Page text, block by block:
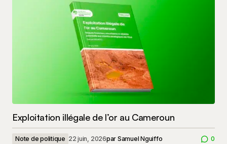
Exploitation illégale de l’or au Cameroun
Note de politique 22 juin, 2026par Samuel Nguiffo 0